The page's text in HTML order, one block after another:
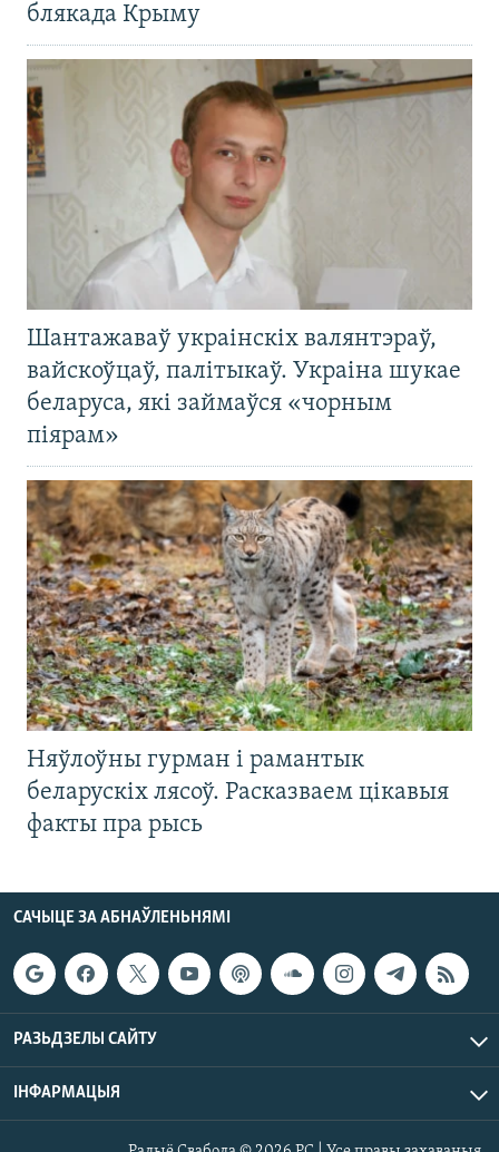
блякада Крыму
Шантажаваў украінскіх валянтэраў,
вайскоўцаў, палітыкаў. Украіна шукае
беларуса, які займаўся «чорным
піярам»
Няўлоўны гурман і рамантык
беларускіх лясоў. Расказваем цікавыя
факты пра рысь
САЧЫЦЕ ЗА АБНАЎЛЕНЬНЯМІ
РАЗЬДЗЕЛЫ САЙТУ
ІНФАРМАЦЫЯ